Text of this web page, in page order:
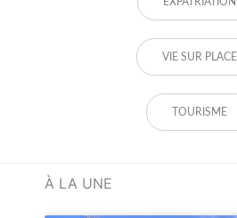
VIE SUR PLACE
TOURISME
À LA UNE